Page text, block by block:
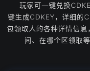
玩家可一键兑换
键生成CDKEY，详细的
包领取人的各种详情信
间、在哪个区领取